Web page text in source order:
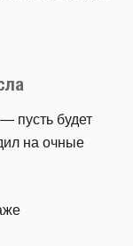
пусть будет
на очные